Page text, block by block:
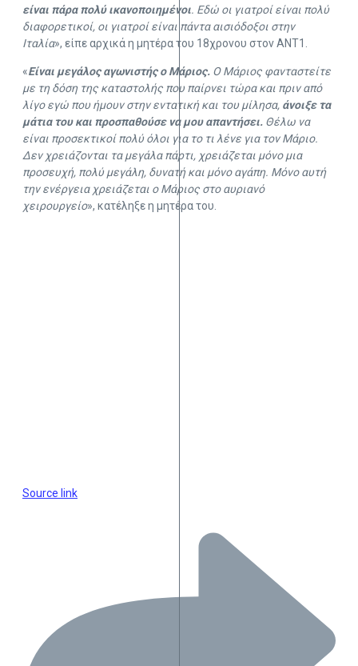
είναι πάρα πολύ ικανοποιημένοι. Εδώ οι γιατροί είναι πολύ
διαφορετικοί, οι γιατροί είναι πάντα αισιόδοξοι στην
Ιταλία», είπε αρχικά η μητέρα του 18χρονου στον ΑΝΤ1.
«Είναι μεγάλος αγωνιστής ο Μάριος. Ο Μάριος φανταστείτε
με τη δόση της καταστολής που παίρνει τώρα και πριν από
λίγο εγώ που ήμουν στην εντατική και του μίλησα, άνοιξε τα
μάτια του και προσπαθούσε να μου απαντήσει. Θέλω να
είναι προσεκτικοί πολύ όλοι για το τι λένε για τον Μάριο.
Δεν χρειάζονται τα μεγάλα πάρτι, χρειάζεται μόνο μια
προσευχή, πολύ μεγάλη, δυνατή και μόνο αγάπη. Μόνο αυτή
την ενέργεια χρειάζεται ο Μάριος στο αυριανό
χειρουργείο», κατέληξε η μητέρα του.
Source link